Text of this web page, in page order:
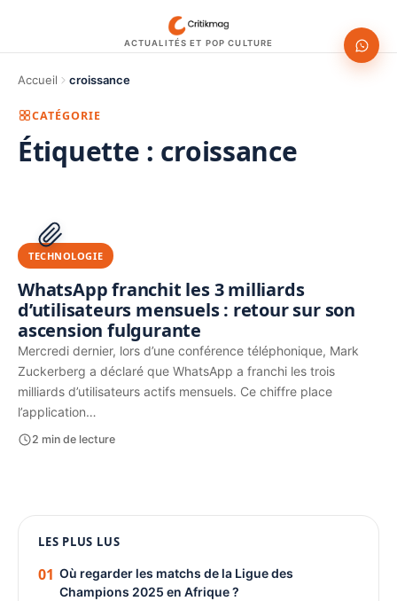
ACTUALITÉS ET POP CULTURE
Accueil croissance
CATÉGORIE
Étiquette : croissance
PUBLICITÉ
TECHNOLOGIE
WhatsApp franchit les 3 milliards
d’utilisateurs mensuels : retour sur son
ascension fulgurante
Mercredi dernier, lors d’une conférence téléphonique, Mark
Zuckerberg a déclaré que WhatsApp a franchi les trois
milliards d’utilisateurs actifs mensuels. Ce chiffre place
l’application…
2 min de lecture
PUBLICITÉ
LES PLUS LUS
01 Où regarder les matchs de la Ligue des
Champions 2025 en Afrique ?